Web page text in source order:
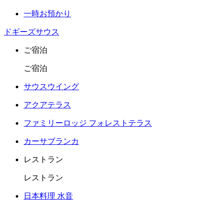
一時お預かり
ドギーズサウス
ご宿泊
ご宿泊
サウスウイング
アクアテラス
ファミリーロッジ フォレストテラス
カーサブランカ
レストラン
レストラン
日本料理 水音